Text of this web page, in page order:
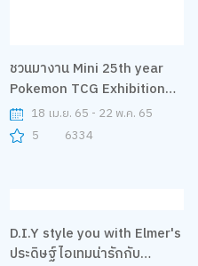
ชวนมางาน Mini 25th year
Pokemon TCG Exhibition
นิทรรศการที่เหล่าเทรนเนอร์
พลาดไม่ได้
18 เม.ย. 65 - 22 พ.ค. 65
5
6334
D.I.Y style you with Elmer's
ประดิษฐ์ไอเทมน่ารักกับ